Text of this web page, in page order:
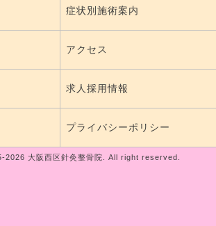
症状別施術案内
アクセス
求人採用情報
プライバシーポリシー
2026 大阪西区針灸整骨院. All right reserved.